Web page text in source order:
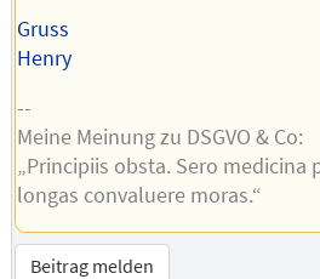
Gruss
Henry
--
Meine Meinung zu DSGVO & Co:
„Principiis obsta. Sero medicina
longas convaluere moras.“
Beitrag melden